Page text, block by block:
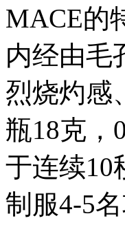
MACE的
内经由毛
烈烧灼感
瓶18克，
于连续10
制服4-5